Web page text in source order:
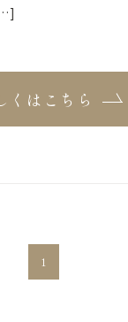
くはこちら
1